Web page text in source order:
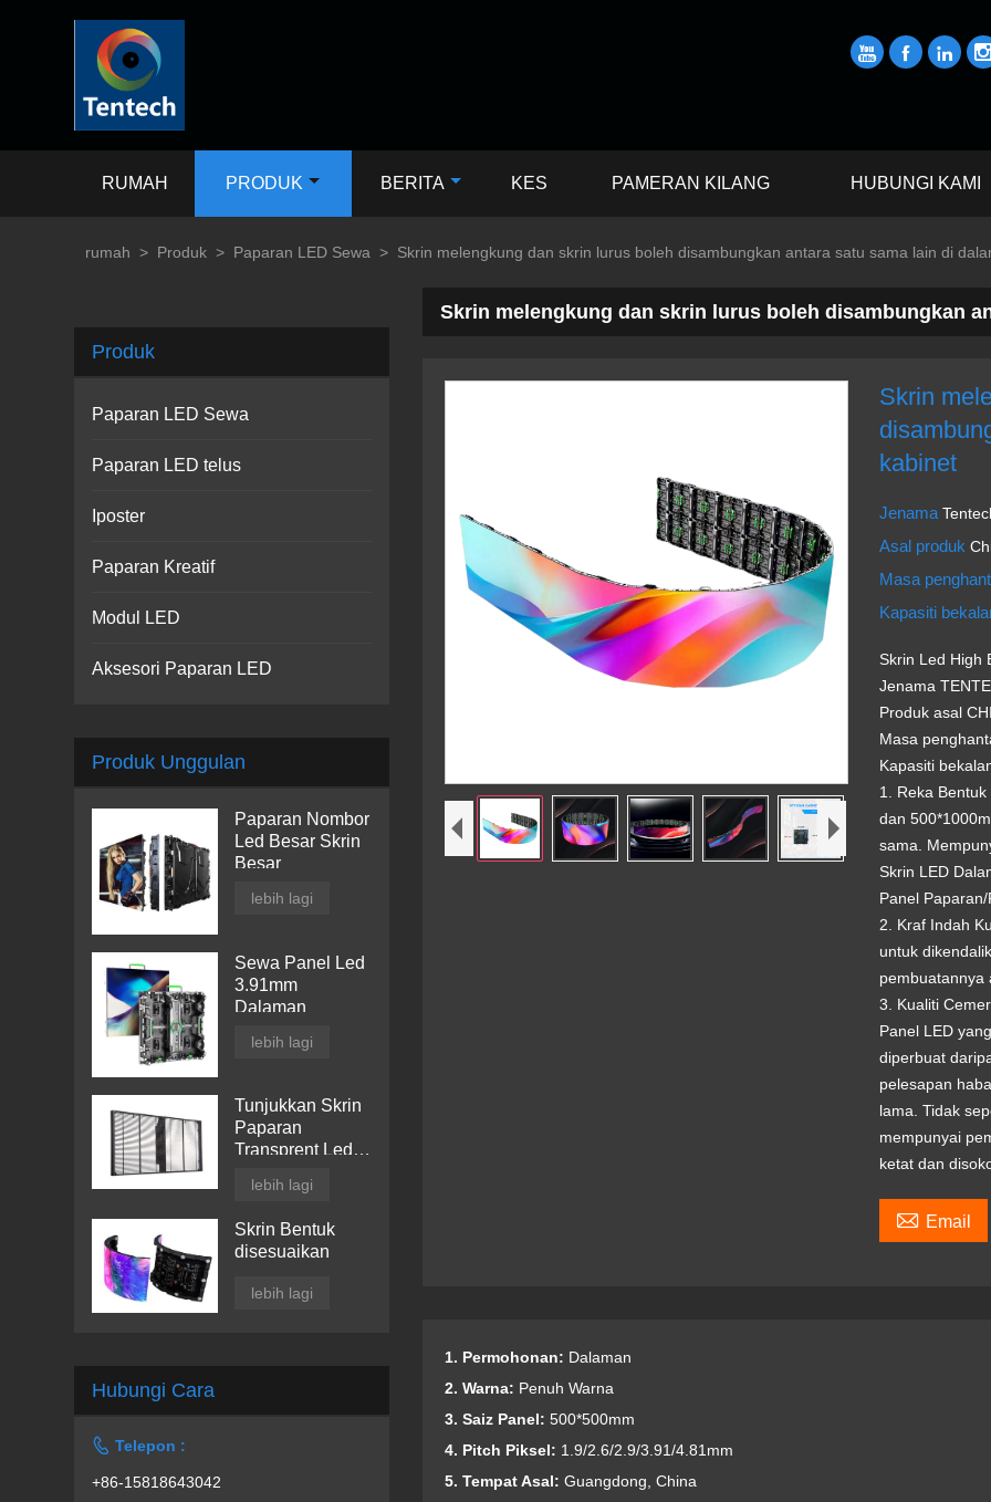
   
RUMAH PRODUK BERITA KES PAMERAN KILANG HUBUNGI KAMI
rumah > Produk > Paparan LED Sewa > Skrin melengkung dan skrin lurus boleh disambungkan antara satu sama lain di
Skrin melengkung dan skrin lurus boleh disambungkan
Skrin
kabinet
Jenama
Asal produk
Masa
Kapasiti
Skrin Led High
Jenama
Produk asal
Masa
Kapasiti
1. Reka
dan
sama.
Skrin LED
Panel
2. Kraf Indah
untuk
pembuatannya
3. Kualiti
Panel LED
diperbuat
pelesapan
lama. Tidak
mempunyai
ketat dan
 Email
1. Permohonan: Dalaman
2. Warna: Penuh Warna
3. Saiz Panel: 500*500mm
4. Pitch Piksel: 1.9/2.6/2.9/3.91/4.81mm
5. Tempat Asal: Guangdong, China
Produk
Paparan LED Sewa
Paparan LED telus
Iposter
Paparan Kreatif
Modul LED
Aksesori Paparan LED
Produk Unggulan
Paparan Nombor
Led Besar Skrin
Besar
lebih lagi
Sewa Panel Led
3.91mm
Dalaman
lebih lagi
Tunjukkan Skrin
Paparan
Transprent Led
lebih lagi
Skrin Bentuk
disesuaikan
lebih lagi
Hubungi Cara
 Telepon :
+86-15818643042